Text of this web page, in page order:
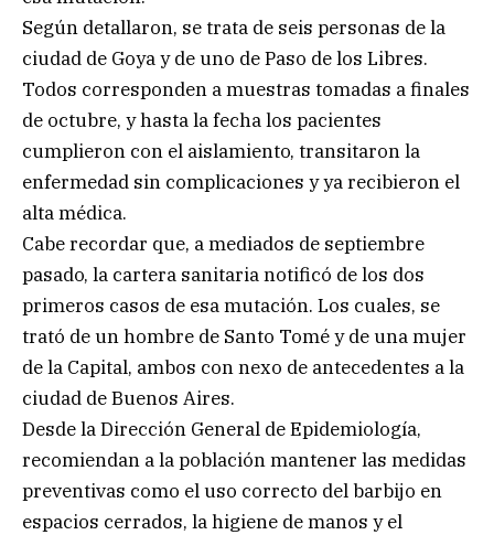
Según detallaron, se trata de seis personas de la
ciudad de Goya y de uno de Paso de los Libres.
Todos corresponden a muestras tomadas a finales
de octubre, y hasta la fecha los pacientes
cumplieron con el aislamiento, transitaron la
enfermedad sin complicaciones y ya recibieron el
alta médica.
Cabe recordar que, a mediados de septiembre
pasado, la cartera sanitaria notificó de los dos
primeros casos de esa mutación. Los cuales, se
trató de un hombre de Santo Tomé y de una mujer
de la Capital, ambos con nexo de antecedentes a la
ciudad de Buenos Aires.
Desde la Dirección General de Epidemiología,
recomiendan a la población mantener las medidas
preventivas como el uso correcto del barbijo en
espacios cerrados, la higiene de manos y el